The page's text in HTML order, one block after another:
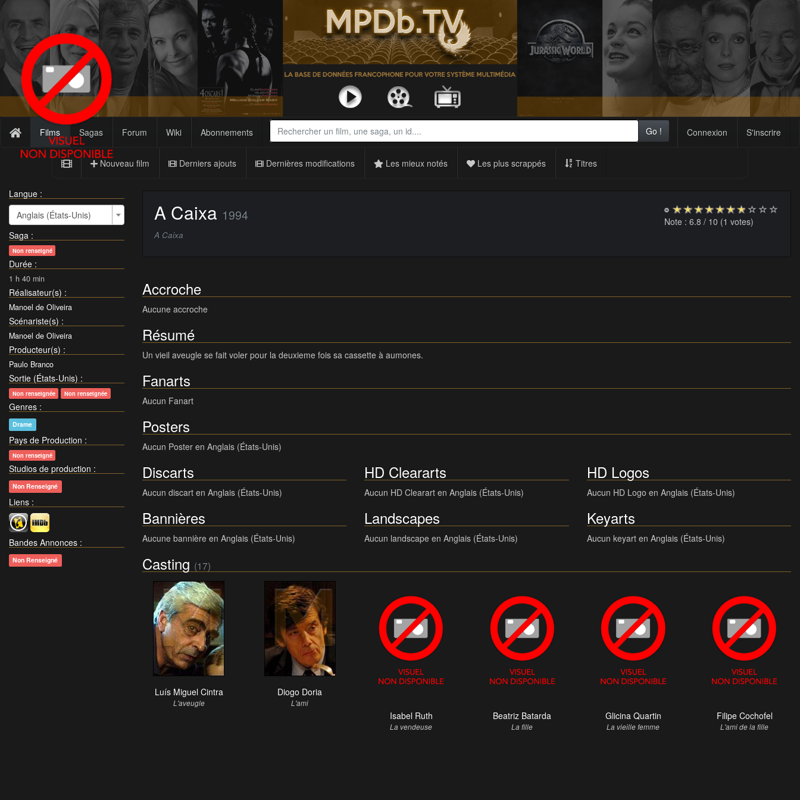
Films Sagas Forum Wiki Abonnements Connexion S'inscrire
Go !
Nouveau film Derniers ajouts Dernières modifications Les mieux notés Les plus scrappés Titres
Langue :
Anglais (États-Unis)
Saga :
Non renseigné
Durée :
1 h 40 min
Réalisateur(s) :
Manoel de Oliveira
Scénariste(s) :
Manoel de Oliveira
Producteur(s) :
Paulo Branco
Sortie (États-Unis) :
Non renseignée Non renseignée
Genres :
Drame
Pays de Production :
Non renseigné
Studios de production :
Non Renseigné
Liens :
Bandes Annonces :
Non Renseigné
Note : 6.8 / 10 (1 votes)
A Caixa 1994
A Caixa
Accroche
Aucune accroche
Résumé
Un vieil aveugle se fait voler pour la deuxieme fois sa cassette à aumones.
Fanarts
Aucun Fanart
Posters
Aucun Poster en Anglais (États-Unis)
Discarts
Aucun discart en Anglais (États-Unis)
HD Cleararts
Aucun HD Clearart en Anglais (États-Unis)
HD Logos
Aucun HD Logo en Anglais (États-Unis)
Bannières
Aucune bannière en Anglais (États-Unis)
Landscapes
Aucun landscape en Anglais (États-Unis)
Keyarts
Aucun keyart en Anglais (États-Unis)
Casting (17)
Luís Miguel Cintra
L'aveugle
Diogo Doria
L'ami
Isabel Ruth
La vendeuse
Beatriz Batarda
La fille
Glicina Quartin
La vieille femme
Filipe Cochofel
L'ami de la fille